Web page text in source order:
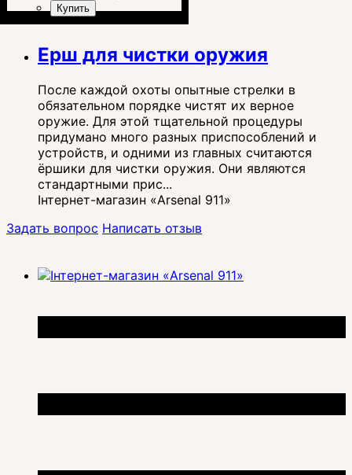
Купить
Ерш для чистки оружия
После каждой охоты опытные стрелки в
обязательном порядке чистят их верное
оружие. Для этой тщательной процедуры
придумано много разных приспособлений и
устройств, и одними из главных считаются
ёршики для чистки оружия. Они являются
стандартными прис...
Інтернет-магазин «Arsenal 911»
Задать вопрос Написать отзыв